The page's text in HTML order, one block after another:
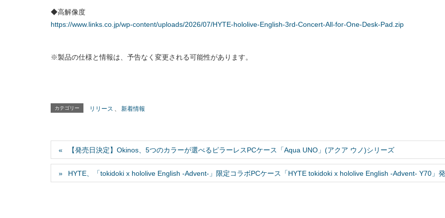
◆高解像度
https://www.links.co.jp/wp-content/uploads/2026/07/HYTE-hololive-English-3rd-Concert-All-for-One-Desk-Pad.zip
※製品の仕様と情報は、予告なく変更される可能性があります。
カテゴリー リリース 、 新着情報
【発売日決定】Okinos、5つのカラーが選べるピラーレスPCケース「Aqua UNO」(アクア ウノ)シリーズ
HYTE、「tokidoki x hololive English -Advent-」限定コラボPCケース「HYTE tokidoki x hololive English -Advent- Y70」